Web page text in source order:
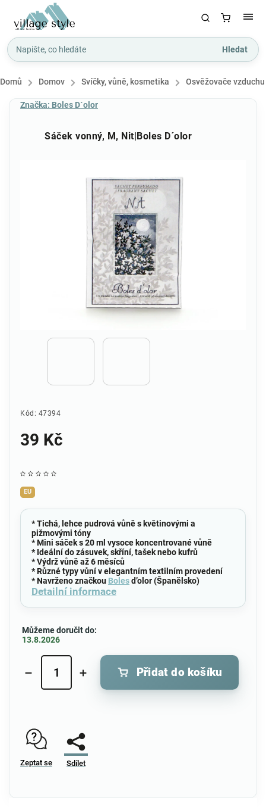
Hledat
Domů / Domov / Svíčky, vůně, kosmetika / Osvěžovače vzduchu
Sáček vonný, M, Nit|Boles D´olor
Kód: 47394
39 Kč
EU
* Tichá, lehce pudrová vůně s květinovými a
pižmovými tóny
* Mini sáček s 20 ml vysoce koncentrované vůně
* Ideální do zásuvek, skříní, tašek nebo kufrů
* Výdrž vůně až 6 měsíců
* Různé typy vůní v elegantním textilním provedení
* Navrženo značkou Bolesd’olor (Španělsko)
Detailní informace
Značka: Boles D´olor
Můžeme doručit do:
13.8.2026
Přidat do košíku
Zeptat se Sdílet